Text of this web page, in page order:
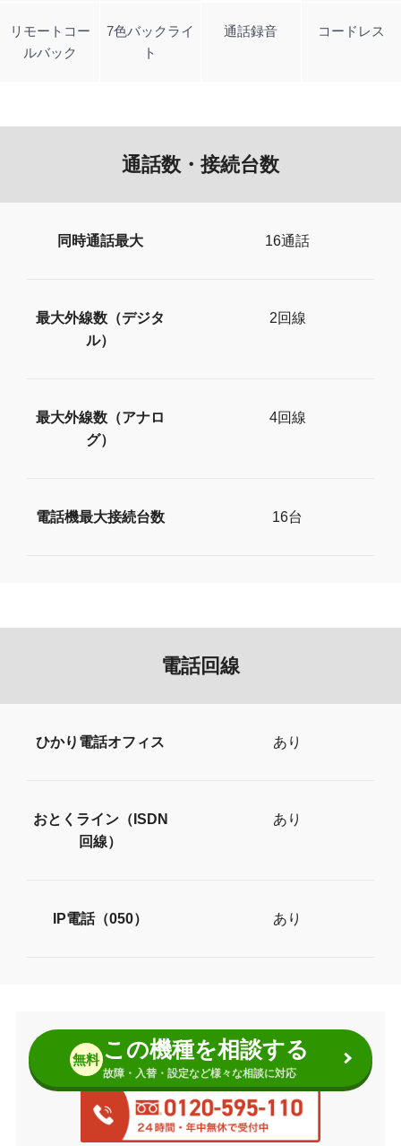
リモートコー
ルバック
7色バックライ
ト
通話録音 コードレス
通話数・接続台数
同時通話最大 16通話
最大外線数（デジタ
ル）
2回線
最大外線数（アナロ
グ）
4回線
電話機最大接続台数 16台
電話回線
ひかり電話オフィス あり
おとくライン（ISDN
回線）
あり
IP電話（050） あり
無料 この機種を相談する
故障・入替・設定など様々な相談に対応